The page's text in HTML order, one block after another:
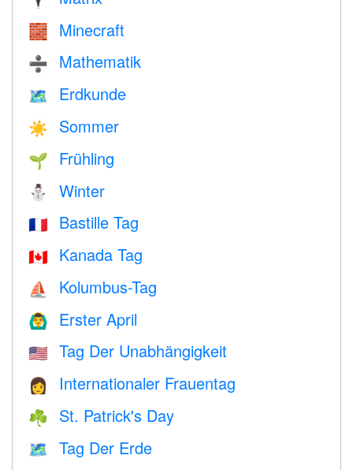
🧱 Minecraft
➗ Mathematik
🗺 Erdkunde
☀️ Sommer
🌱 Frühling
⛄ Winter
🇫🇷 Bastille Tag
🇨🇦 Kanada Tag
⛵️ Kolumbus-Tag
🙆‍♂️ Erster April
🇺🇸 Tag Der Unabhängigkeit
👩 Internationaler Frauentag
☘️ St. Patrick's Day
🗺️
Tag Der Erde